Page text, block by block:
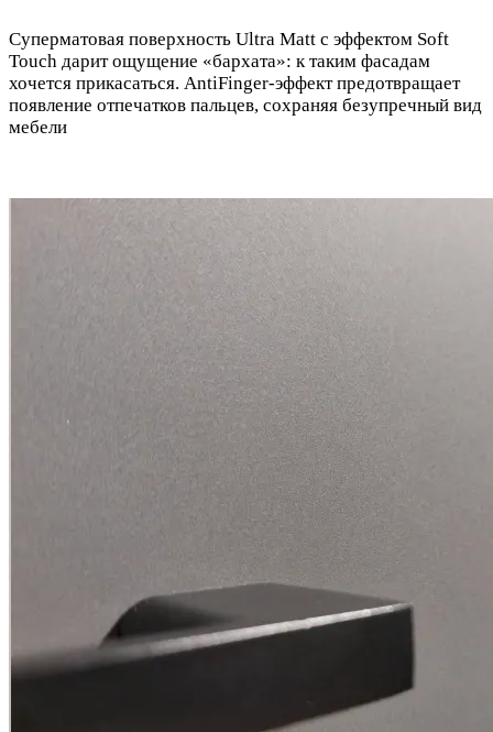
Суперматовая поверхность Ultra Matt с эффектом Soft
Touch дарит ощущение «бархата»: к таким фасадам
хочется прикасаться. AntiFinger-эффект предотвращает
появление отпечатков пальцев, сохраняя безупречный вид
мебели